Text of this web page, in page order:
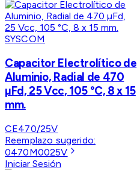
SYSCOM
Capacitor Electrolítico de
Aluminio, Radial de 470
µFd, 25 Vcc, 105 °C, 8 x 15
mm.
CE470/25V
Reemplazo sugerido:
0470M0025V
Iniciar Sesión